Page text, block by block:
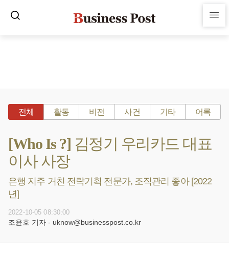
전체 활동 비전 사건 기타 어록
[Who Is ?] 김정기 우리카드 대표
이사 사장
은행 지주 거친 전략기획 전문가, 조직관리 좋아 [2022
년]
2022-10-05 08:30:00
조윤호 기자 - uknow@businesspost.co.kr